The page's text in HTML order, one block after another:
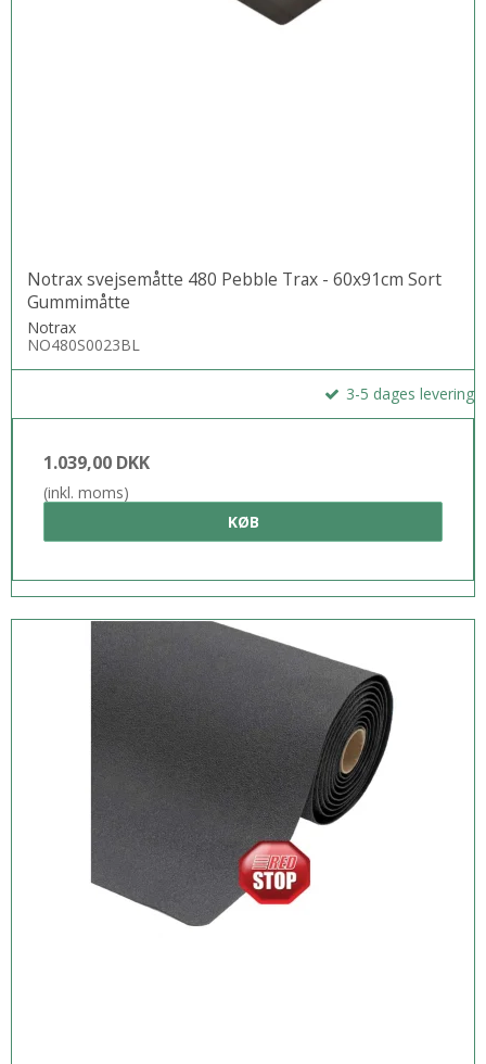
Notrax svejsemåtte 480 Pebble Trax - 60x91cm Sort
Gummimåtte
Notrax
NO480S0023BL
3-5 dages levering
1.039,00 DKK
(inkl. moms)
KØB